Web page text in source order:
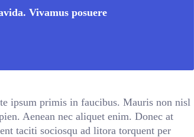
Vivamus posuere
ipsum primis in faucibus. Mauris non nisl
Aenean nec aliquet enim. Donec at
taciti sociosqu ad litora torquent per